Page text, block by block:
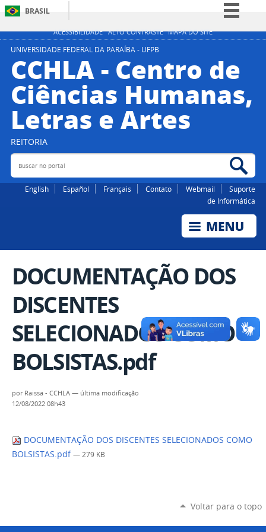
ACESSIBILIDADE ALTO CONTRASTE MAPA DO SITE
BRASIL
Simplifique!
Participe
Legislação
Canais
UNIVERSIDADE FEDERAL DA PARAÍBA - UFPB
CCHLA - Centro de
Ciências Humanas,
Letras e Artes
REITORIA
Buscar no portal
English Español Français Contato Webmail
Suporte
de Informática
DOCUMENTAÇÃO DOS
DISCENTES
SELECIONADOS COMO
BOLSISTAS.pdf
por Raissa - CCHLA — última modificação
12/08/2022 08h43
DOCUMENTAÇÃO DOS DISCENTES SELECIONADOS COMO
BOLSISTAS.pdf — 279 KB
Voltar para o topo